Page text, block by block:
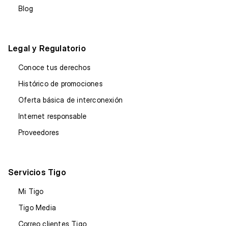
Blog
Legal y Regulatorio
Conoce tus derechos
Histórico de promociones
Oferta básica de interconexión
Internet responsable
Proveedores
Servicios Tigo
Mi Tigo
Tigo Media
Correo clientes Tigo